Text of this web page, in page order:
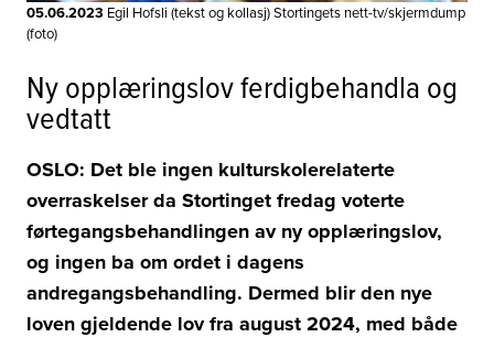
05.06.2023 Egil Hofsli (tekst og kollasj) Stortingets nett-tv/skjermdump
(foto)
Ny opplæringslov ferdigbehandla og
vedtatt
OSLO: Det ble ingen kulturskolerelaterte
overraskelser da Stortinget fredag voterte
førtegangsbehandlingen av ny opplæringslov,
og ingen ba om ordet i dagens
andregangsbehandling. Dermed blir den nye
loven gjeldende lov fra august 2024, med både